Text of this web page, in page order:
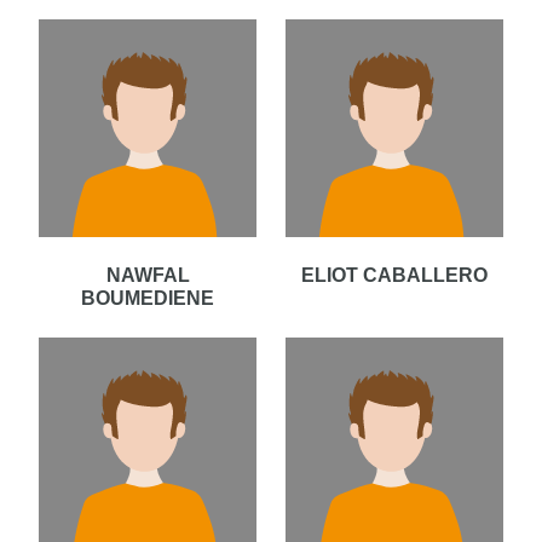
NAWFAL
BOUMEDIENE
ELIOT CABALLERO